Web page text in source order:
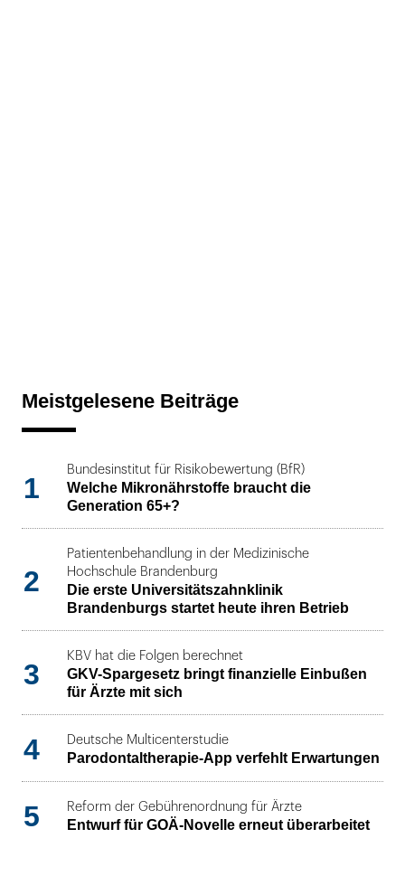
Meistgelesene Beiträge
1
Bundesinstitut für Risikobewertung (BfR)
Welche Mikronährstoffe braucht die
Generation 65+?
2
Patientenbehandlung in der Medizinische
Hochschule Brandenburg
Die erste Universitätszahnklinik
Brandenburgs startet heute ihren Betrieb
3
KBV hat die Folgen berechnet
GKV-Spargesetz bringt finanzielle Einbußen
für Ärzte mit sich
4 Deutsche Multicenterstudie
Parodontaltherapie-App verfehlt Erwartungen
5 Reform der Gebührenordnung für Ärzte
Entwurf für GOÄ-Novelle erneut überarbeitet